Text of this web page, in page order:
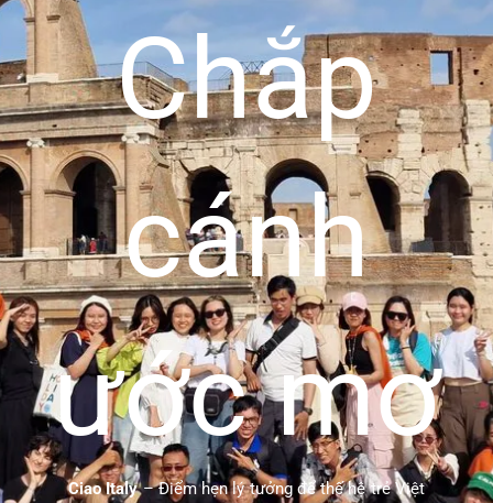
Chắp
cánh
ước mơ
Ciao Italy– Điểm hẹn lý tưởng để thế hệ trẻ Việt